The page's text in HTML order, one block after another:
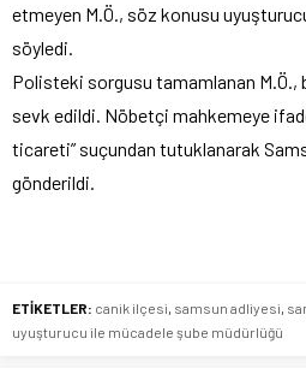
etmeyen M.Ö., söz konusu
söyledi.
Polisteki sorgusu tamamlanan M.Ö.,
sevk edildi. Nöbetçi mahkemeye
ticareti” suçundan tutuklanarak
gönderildi.
ETİKETLER: canik ilçesi samsun adliyesi
uyuşturucu ile mücadele şube müdürlüğü